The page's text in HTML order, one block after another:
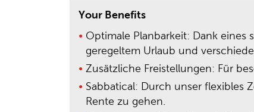
Your Benefits
Optimale Planbarkeit: Dank
geregeltem Urlaub und
Zusätzliche Freistellungen: Für
Sabbatical: Durch unser flexibles
Rente zu gehen.